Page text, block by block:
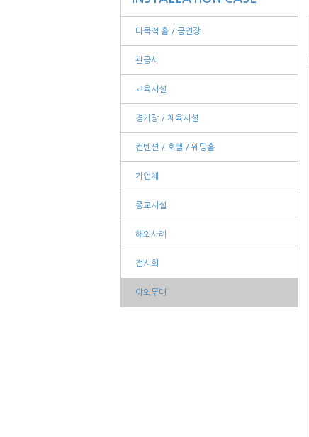
다목적 홀 / 공연장
관공서
교육시설
경기장 / 체육시설
컨벤션 / 호텔 / 웨딩홀
기업체
종교시설
해외사례
전시회
야외무대